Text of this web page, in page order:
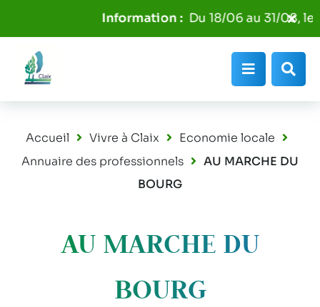
Aller à la recherche
Du 18/06 au 31/08,
Menu
Accueil Vivre à Claix
Economie locale
Annuaire des professionnels
AU MARCHE DU
BOURG
AU MARCHE DU
BOURG